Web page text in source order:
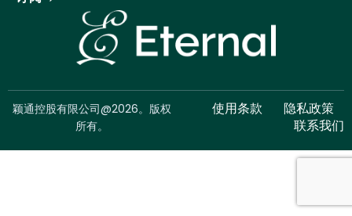
颖通控股有限公司@2026。版权
所有。
使用条款
隐私政策
联系我们